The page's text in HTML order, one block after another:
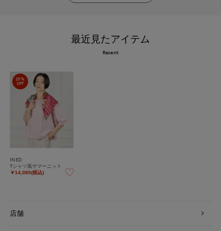
最近見たアイテム
Recent
20%
OFF
INED
Tシャツ風サマーニット
￥14,080(税込)
店舗